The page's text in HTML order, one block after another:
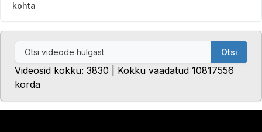
kohta
Otsi
Videosid kokku: 3830 | Kokku vaadatud 10817556
korda